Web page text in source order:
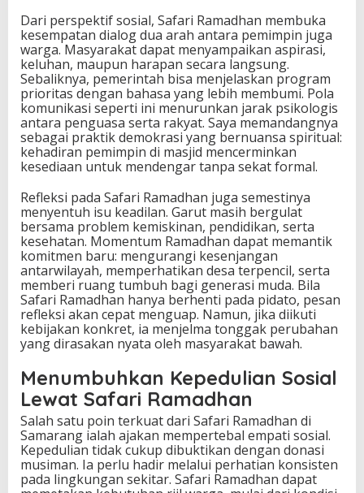
Dari perspektif sosial, Safari Ramadhan membuka
kesempatan dialog dua arah antara pemimpin juga
warga. Masyarakat dapat menyampaikan aspirasi,
keluhan, maupun harapan secara langsung.
Sebaliknya, pemerintah bisa menjelaskan program
prioritas dengan bahasa yang lebih membumi. Pola
komunikasi seperti ini menurunkan jarak psikologis
antara penguasa serta rakyat. Saya memandangnya
sebagai praktik demokrasi yang bernuansa spiritual:
kehadiran pemimpin di masjid mencerminkan
kesediaan untuk mendengar tanpa sekat formal.
Refleksi pada Safari Ramadhan juga semestinya
menyentuh isu keadilan. Garut masih bergulat
bersama problem kemiskinan, pendidikan, serta
kesehatan. Momentum Ramadhan dapat memantik
komitmen baru: mengurangi kesenjangan
antarwilayah, memperhatikan desa terpencil, serta
memberi ruang tumbuh bagi generasi muda. Bila
Safari Ramadhan hanya berhenti pada pidato, pesan
refleksi akan cepat menguap. Namun, jika diikuti
kebijakan konkret, ia menjelma tonggak perubahan
yang dirasakan nyata oleh masyarakat bawah.
Menumbuhkan Kepedulian Sosial
Lewat Safari Ramadhan
Salah satu poin terkuat dari Safari Ramadhan di
Samarang ialah ajakan mempertebal empati sosial.
Kepedulian tidak cukup dibuktikan dengan donasi
musiman. Ia perlu hadir melalui perhatian konsisten
pada lingkungan sekitar. Safari Ramadhan dapat